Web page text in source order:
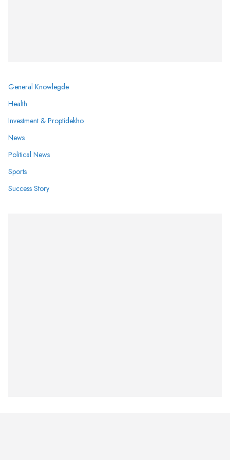
General Knowlegde
Health
Investment & Proptidekho
News
Political News
Sports
Success Story